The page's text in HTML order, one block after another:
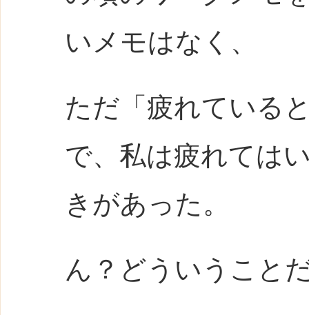
いメモはなく、
ただ「疲れている
で、私は疲れては
きがあった。
ん？どういうこと